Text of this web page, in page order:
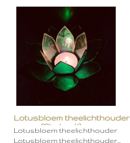
Lotusbloem theelichthouder
groen (Chakra 4)
Lotusbloem theelichthouder
Lotusbloem theelichthouder…